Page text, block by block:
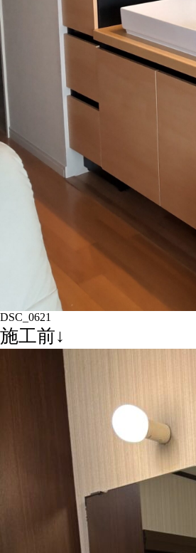
DSC_0621
施工前↓